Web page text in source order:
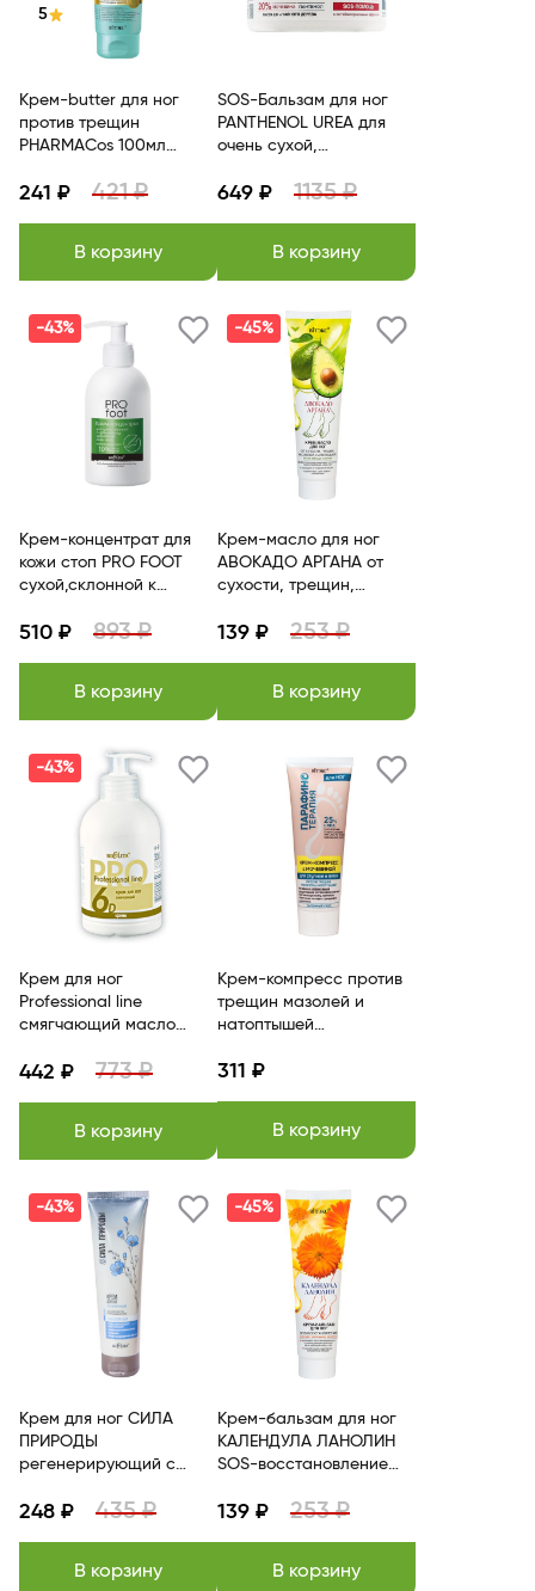
5
Крем-butter для ног
против трещин
PHARMACos 100мл
241 ₽ 421 ₽
В корзину
SOS-Бальзам для ног
PANTHENOL UREA для
очень сухой,
Витэкс
649 ₽ 1135 ₽
В корзину
-43%
Крем-концентрат для
кожи стоп PRO FOOT
сухой,склонной к
ороговению 300 мл
510 ₽ 893 ₽
В корзину
-45%
Крем-масло для ног
АВОКАДО АРГАНА от
сухости, трещин,
100 мл BITЭКС
139 ₽ 253 ₽
В корзину
-43%
Крем для ног
Professional line
смягчающий масло
442 ₽ 773 ₽
В корзину
Крем-компресс против
трещин мазолей и
натоптышей
BITЭКС
311 ₽
В корзину
-43%
Крем для ног СИЛА
ПРИРОДЫ
регенерирующий с
стоп и пяток, 100мл
248 ₽ 435 ₽
В корзину
-45%
Крем-бальзам для ног
КАЛЕНДУЛА ЛАНОЛИН
SOS-восстановление
139 ₽ 253 ₽
В корзину